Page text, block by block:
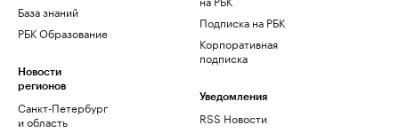
База знаний
РБК Образование
Новости
регионов
Санкт-Петербург
и область
Подписка на РБК
Корпоративная
подписка
Уведомления
RSS Новости